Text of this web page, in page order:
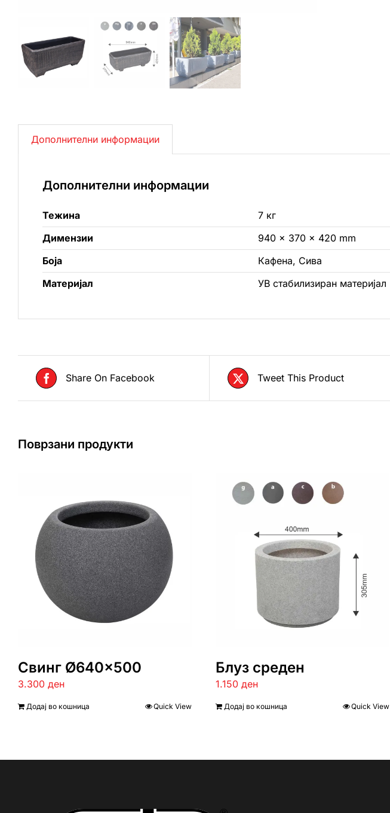
Дополнителни информации
Дополнителни информации
Тежина
7 кг
Димензии
940 × 370 × 420 mm
Боја
Кафена, Сива
Материјал
УВ стабилизиран материјал
Share On Facebook Tweet This Product
Поврзани продукти
Свинг Ø640×500
3.300 ден
Додај во кошница Quick View
Блуз среден
1.150 ден
Додај во кошница Quick View